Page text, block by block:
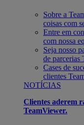
Sobre a
coisas com
Entre em
com nossa
Seja nosso
de parcerias
Cases de
clientes
NOTÍCIAS
Clientes aderem
TeamViewer.